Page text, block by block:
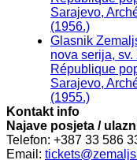
Sarajevo,
(1956.)
Glasnik
nova serija,
République
Sarajevo,
(1955.)
Kontakt info
Najave posjeta /
Telefon: +387 33 586
Email: